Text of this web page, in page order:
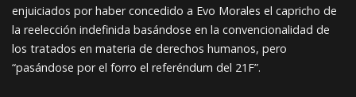
enjuiciados por haber concedido a Evo Morales el capricho de
la reelección indefinida basándose en la convencionalidad de
los tratados en materia de derechos humanos, pero
“pasándose por el forro el referéndum del 21F”.